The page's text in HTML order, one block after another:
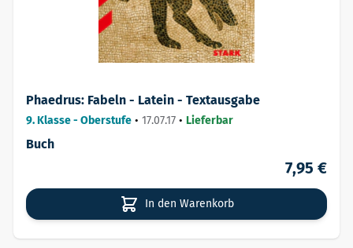
Phaedrus: Fabeln - Latein - Textausgabe
9. Klasse - Oberstufe • 17.07.17 • Lieferbar
Buch
7,95 €
In den Warenkorb